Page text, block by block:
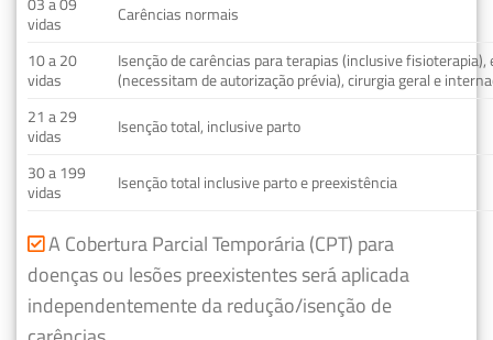
vidas
Carências normais
10 a 20
vidas
Isenção de carências para terapias (inclusive fisioterapia),
(necessitam de autorização prévia), cirurgia geral e
21 a 29
vidas
Isenção total, inclusive parto
30 a 199
vidas
Isenção total inclusive parto e preexistência
A Cobertura Parcial Temporária (CPT) para
doenças ou lesões preexistentes será aplicada
independentemente da redução/isenção de